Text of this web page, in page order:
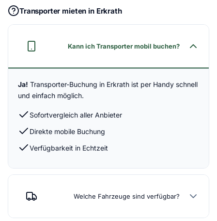
Transporter mieten in Erkrath
Kann ich Transporter mobil buchen?
Ja! Transporter-Buchung in Erkrath ist per Handy schnell
und einfach möglich.
Sofortvergleich aller Anbieter
Direkte mobile Buchung
Verfügbarkeit in Echtzeit
Welche Fahrzeuge sind verfügbar?